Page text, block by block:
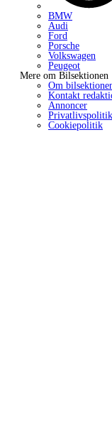
BMW
Audi
Ford
Porsche
Volkswagen
Peugeot
Mere om Bilsektionen
Om
Kontakt
Annoncer
Privatlivspolitik
Cookiepolitik